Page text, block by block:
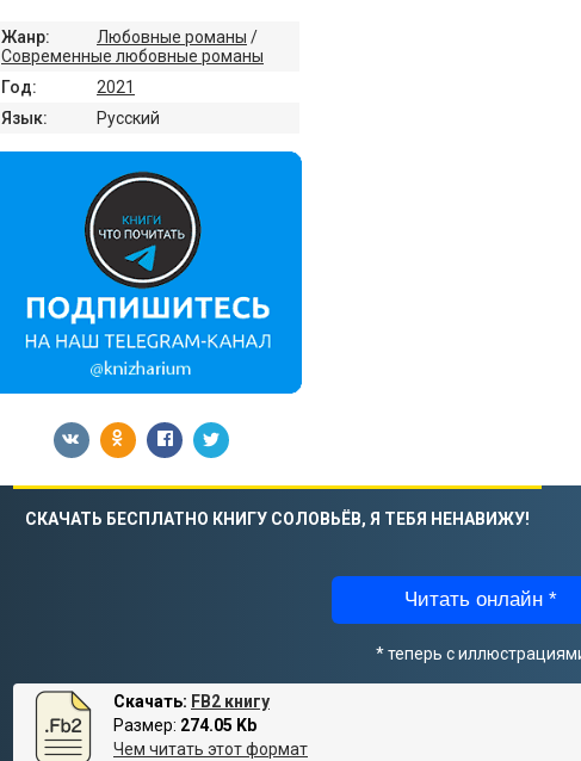
Жанр: Любовные романы /
Современные любовные романы
Год:
2021
Язык:
Русский
СКАЧАТЬ БЕСПЛАТНО КНИГУ СОЛОВЬЁВ, Я ТЕБЯ НЕНАВИЖУ!
Читать онлайн *
* теперь с
Скачать: FB2 книгу
Размер: 274.05 Kb
Чем читать этот формат